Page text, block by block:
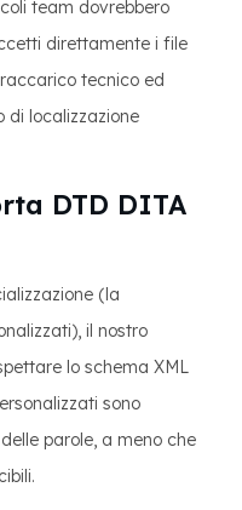
team dovrebbero
direttamente i file
tecnico ed
di localizzazione
DTD DITA
(la
il nostro
lo schema XML
sono
parole, a meno che